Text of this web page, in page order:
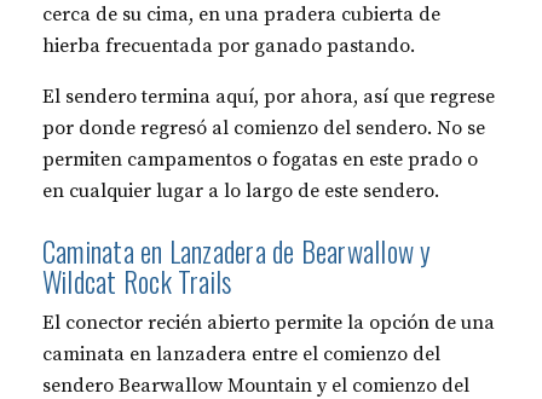
cerca de su cima, en una pradera cubierta de
hierba frecuentada por ganado pastando.
El sendero termina aquí, por ahora, así que regrese
por donde regresó al comienzo del sendero. No se
permiten campamentos o fogatas en este prado o
en cualquier lugar a lo largo de este sendero.
Caminata en Lanzadera de Bearwallow y
Wildcat Rock Trails
El conector recién abierto permite la opción de una
caminata en lanzadera entre el comienzo del
sendero Bearwallow Mountain y el comienzo del